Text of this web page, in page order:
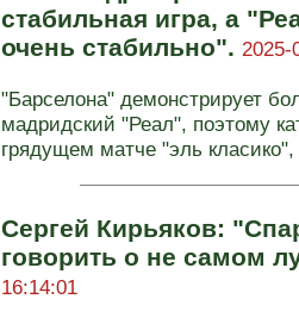
стабильная игра, а
очень стабильно". 2025-
"Барселона" демонстрирует
мадридский "Реал", поэтому
грядущем матче "эль класико",
Сергей Кирьяков:
говорить о не самом
16:14:01